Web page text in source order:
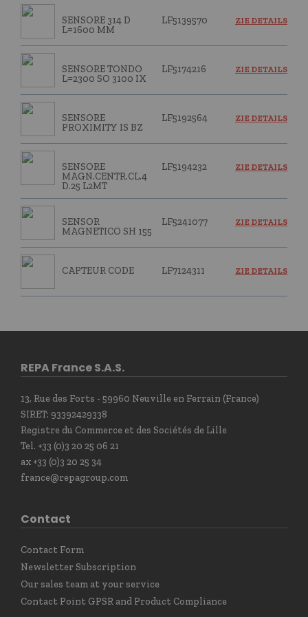
SENSORE 314 D
L=1600 MM
LF5139570 ZIE DETAILS
SENSORE TONDO
L=2300 SO 3100 IX
LF5174216 ZIE DETAILS
SENSORE
PROXIMITY IS BZ
LF5192564 ZIE DETAILS
SENSORE
MAGN.CENTR.CL.4
D.25 L2MT
LF5194232 ZIE DETAILS
SENSOR
MAGNETICO SH 155
LF5241077 ZIE DETAILS
CAPTEUR CODE LF7124311 ZIE DETAILS
REPA France S.A.S.
13, Rue des Forts - 59960 Neuville en Ferrain (France)
SIRET: 93392429338
Registre du Commerce et des Sociétés de Lille
Tel. +33 (0)3 20 25 06 21
ax +33 (0)3 20 25 34
france@repagroup.com
Contact
Contact Form
Newsletter Subscription
Our sales team at your service
Contact Point GPSR and Product Compliance